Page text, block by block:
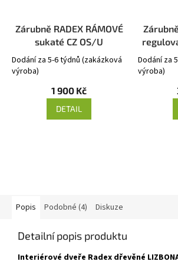
Zárubně RADEX RÁMOVÉ
sukaté CZ OS/U
Dodání za 5-6 týdnů (zakázková
výroba)
1 900 Kč
DETAIL
Dodání za
výroba)
Popis Podobné (4) Diskuze
Detailní popis produktu
Interiérové dveře Radex dřevěné